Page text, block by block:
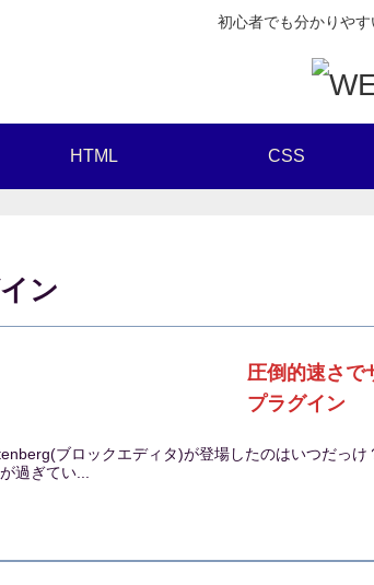
初心者でも分かりや
HTML CSS
ン
圧倒的速さで
プラグイン
ブロックエディタ)が登場したのはいつだっ
過ぎてい...